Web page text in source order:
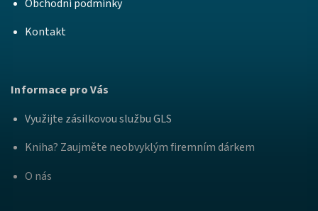
Obchodní podmínky
Kontakt
Informace pro Vás
Využijte zásilkovou službu GLS
Kniha? Zaujměte neobvyklým firemním dárkem
O nás